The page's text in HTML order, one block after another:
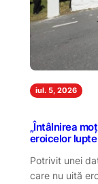
iul. 5, 2026
„Întâlnirea
eroicelor
Potrivit unei
care nu uită